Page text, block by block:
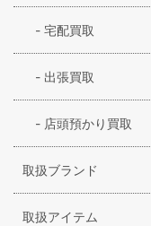
- 宅配買取
- 出張買取
- 店頭預かり買取
取扱ブランド
取扱アイテム